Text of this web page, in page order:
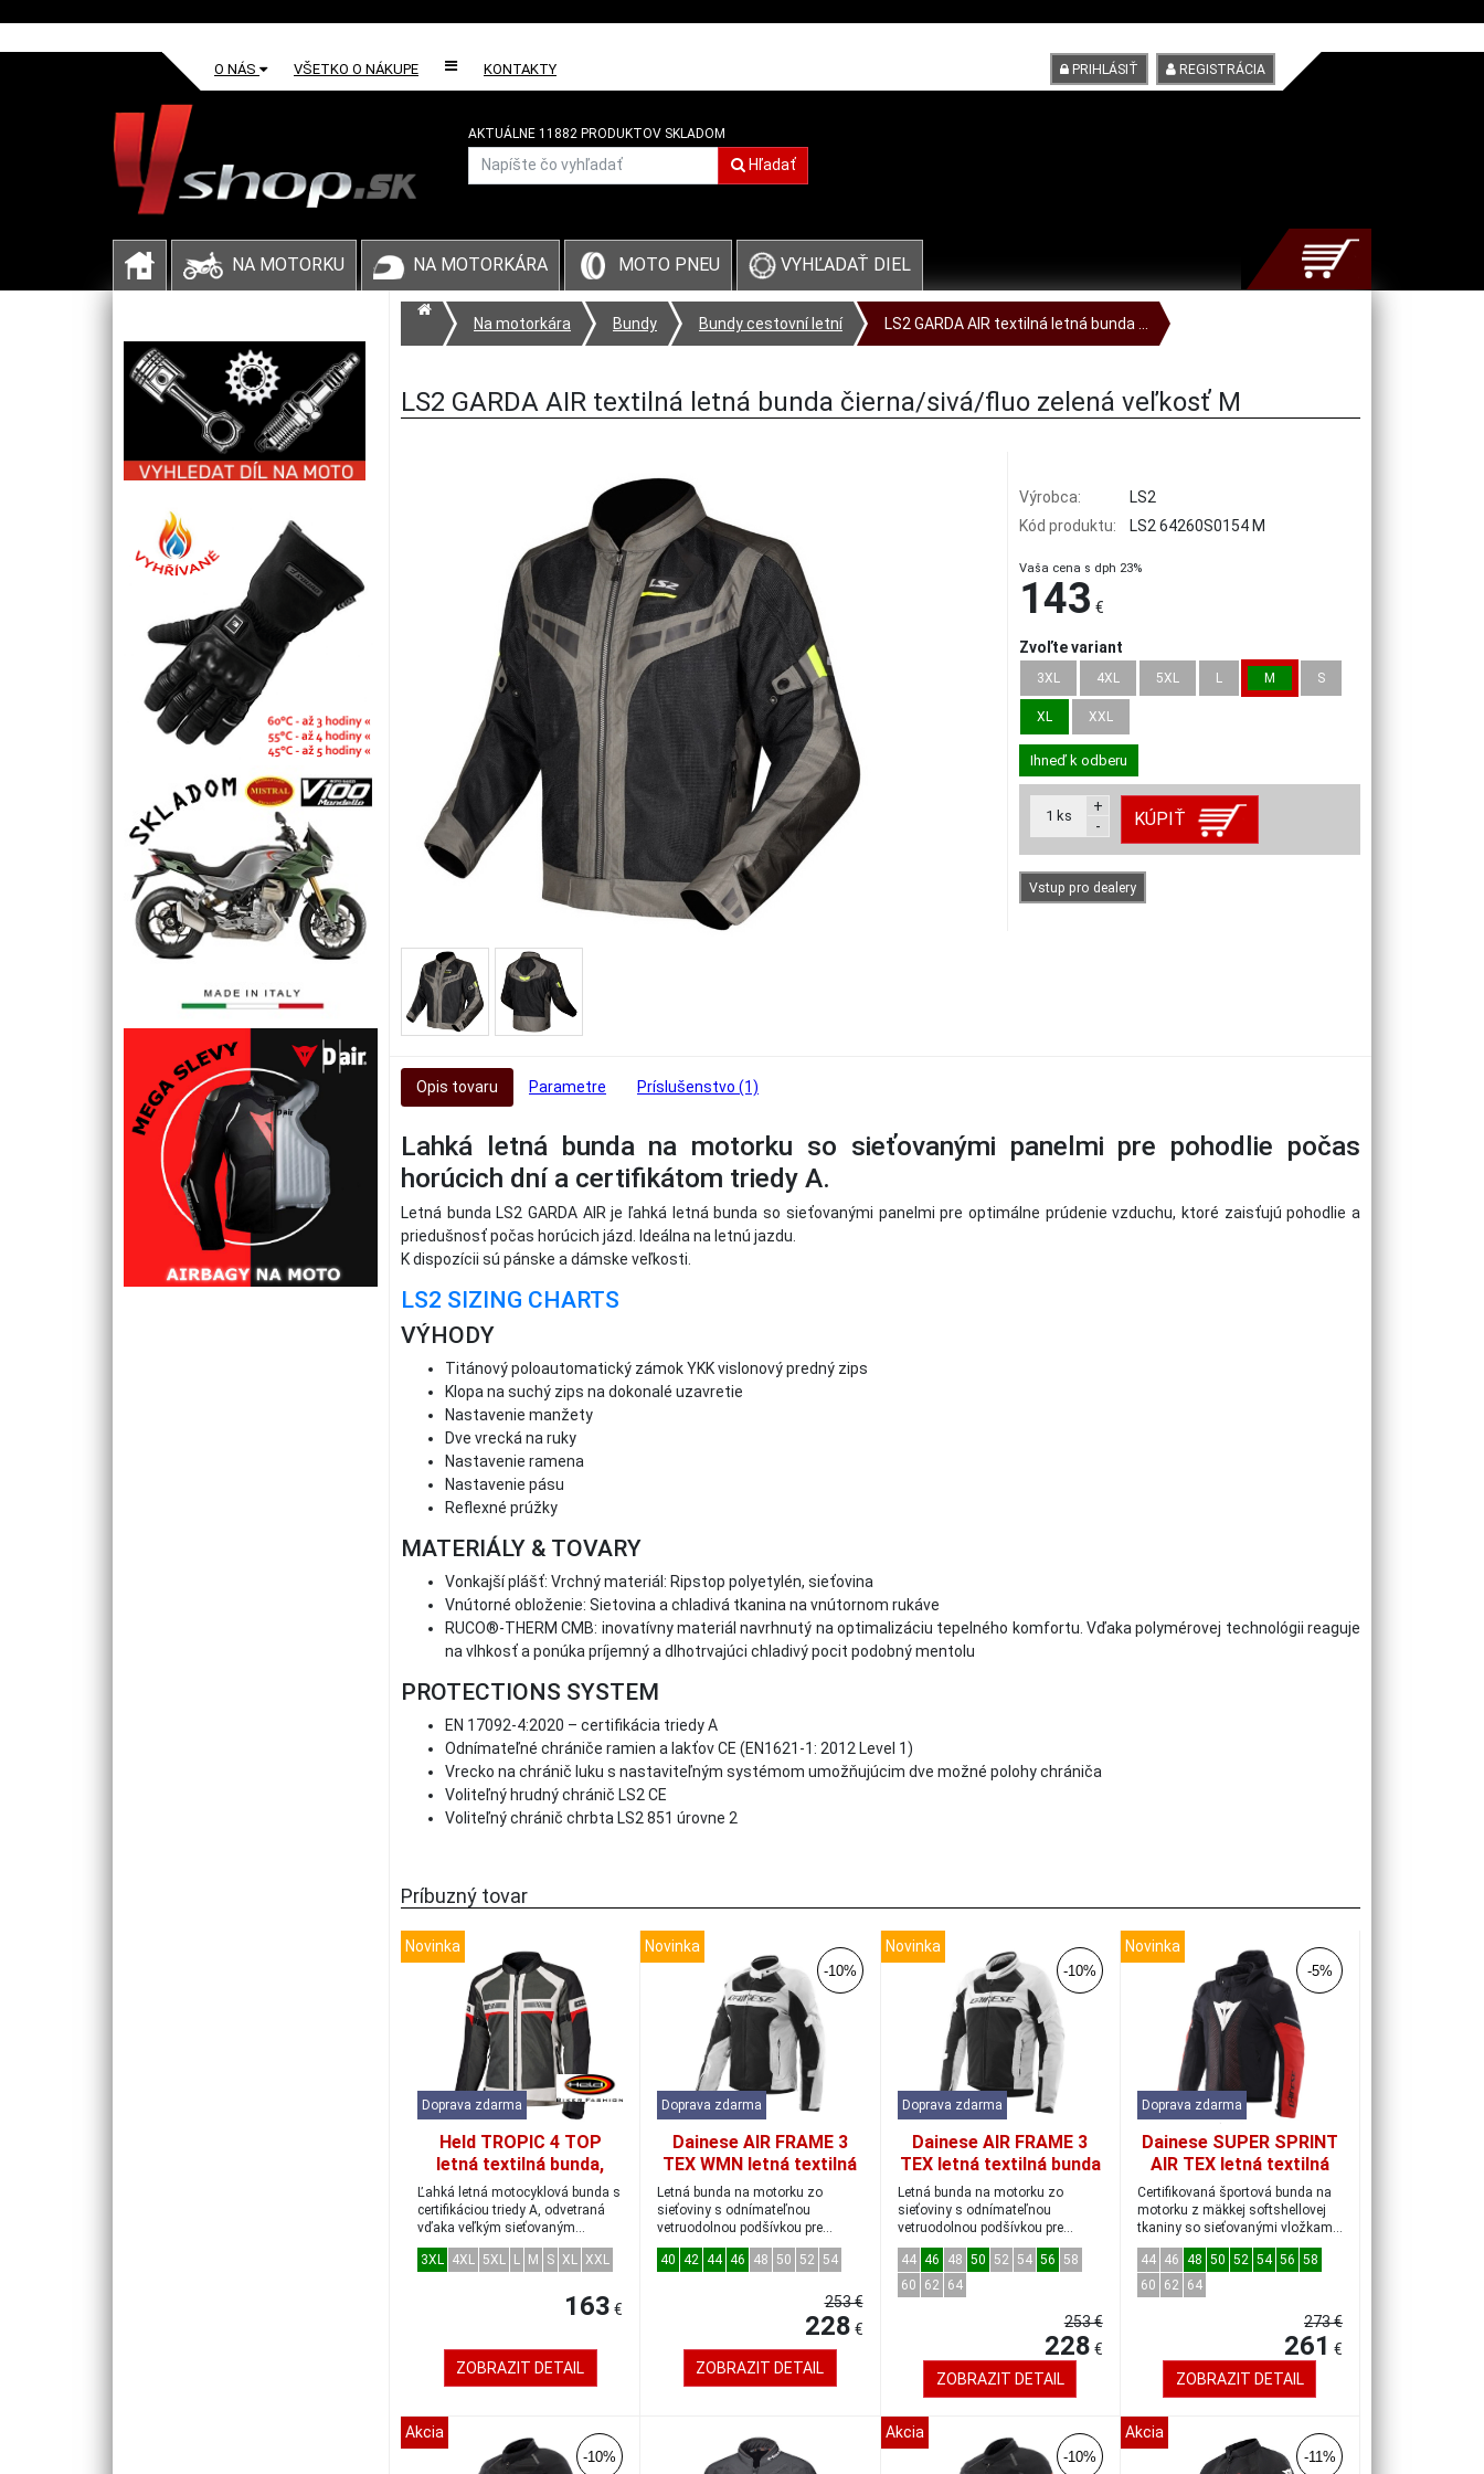
O NÁS VŠETKO O NÁKUPE KONTAKTY PRIHLÁSIŤ REGISTRÁCIA
AKTUÁLNE 11882 PRODUKTOV SKLADOM
Hľadať
NA MOTORKU NA MOTORKÁRA MOTO PNEU VYHĽADAŤ DIEL
Na motorkára Bundy Bundy cestovní letní LS2 GARDA AIR textilná letná bunda ...
LS2 GARDA AIR textilná letná bunda čierna/sivá/fluo zelená veľkosť M
Výrobca:
LS2
Kód produktu:
LS2 64260S0154 M
Vaša cena s dph 23%
143 €
Zvoľte variant
3XL 4XL 5XL L M S
XL XXL
Ihneď k odberu
1 ks
+
-
KÚPIŤ
Vstup pro dealery
Opis tovaru Parametre Príslušenstvo (1)
Lahká letná bunda na motorku so sieťovanými panelmi pre pohodlie počas
horúcich dní a certifikátom triedy A.
Letná bunda LS2 GARDA AIR je ľahká letná bunda so sieťovanými panelmi pre optimálne prúdenie vzduchu, ktoré zaisťujú pohodlie a
priedušnosť počas horúcich jázd. Ideálna na letnú jazdu.
K dispozícii sú pánske a dámske veľkosti.
LS2 SIZING CHARTS
VÝHODY
Titánový poloautomatický zámok YKK vislonový predný zips
Klopa na suchý zips na dokonalé uzavretie
Nastavenie manžety
Dve vrecká na ruky
Nastavenie ramena
Nastavenie pásu
Reflexné prúžky
MATERIÁLY & TOVARY
Vonkajší plášť: Vrchný materiál: Ripstop polyetylén, sieťovina
Vnútorné obloženie: Sietovina a chladivá tkanina na vnútornom rukáve
RUCO®-THERM CMB: inovatívny materiál navrhnutý na optimalizáciu tepelného komfortu. Vďaka polymérovej technológii reaguje
na vlhkosť a ponúka príjemný a dlhotrvajúci chladivý pocit podobný mentolu
PROTECTIONS SYSTEM
EN 17092-4:2020 – certifikácia triedy A
Odnímateľné chrániče ramien a lakťov CE (EN1621-1: 2012 Level 1)
Vrecko na chránič luku s nastaviteľným systémom umožňujúcim dve možné polohy chrániča
Voliteľný hrudný chránič LS2 CE
Voliteľný chránič chrbta LS2 851 úrovne 2
Príbuzný tovar
Novinka
Doprava zdarma
Held TROPIC 4 TOP
letná textilná bunda,
svetlošedá/červená,
veľkosť L
Ľahká letná motocyklová bunda s
certifikáciou triedy A, odvetraná
vďaka veľkým sieťovaným
plochám a ...
3XL 4XL 5XL L M S XL XXL
163 €
ZOBRAZIT DETAIL
Novinka
-10%
Doprava zdarma
Dainese AIR FRAME 3
TEX WMN letná textilná
bunda black/light-gray
veľkosť 44
Letná bunda na motorku zo
sieťoviny s odnímateľnou
vetruodolnou podšívkou pre
maximálny tepelný komf...
40 42 44 46 48 50 52 54
253 €
228 €
ZOBRAZIT DETAIL
Novinka
-10%
Doprava zdarma
Dainese AIR FRAME 3
TEX letná textilná bunda
black/light-gray veľkosť
52
Letná bunda na motorku zo
sieťoviny s odnímateľnou
vetruodolnou podšívkou pre
maximálny tepelný komf...
44 46 48 50 52 54 56
58
60
62 64
253 €
228 €
ZOBRAZIT DETAIL
Novinka
-5%
Doprava zdarma
Dainese SUPER SPRINT
AIR TEX letná textilná
bunda čierna/biela/
červená veľkosť 52
Certifikovaná športová bunda na
motorku z mäkkej softshellovej
tkaniny so sieťovanými vložkami
na ve...
44 46 48 50 52 54 56 58
60
62 64
273 €
261 €
ZOBRAZIT DETAIL
Akcia
-10%
Akcia
-10%
Akcia
-11%